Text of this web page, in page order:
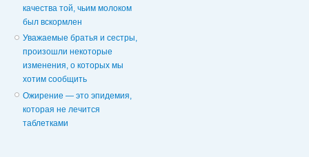
качества той, чьим молоком
был вскормлен
Уважаемые братья и сестры,
произошли некоторые
изменения, о которых мы
хотим сообщить
Ожирение — это эпидемия,
которая не лечится
таблетками